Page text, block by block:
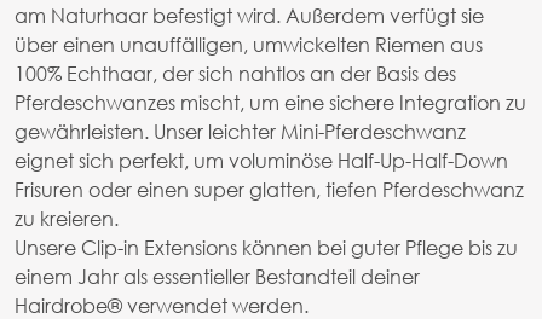
am Naturhaar befestigt wird. Außerdem verfügt sie
über einen unauffälligen, umwickelten Riemen aus
100% Echthaar, der sich nahtlos an der Basis des
Pferdeschwanzes mischt, um eine sichere Integration zu
gewährleisten. Unser leichter Mini-Pferdeschwanz
eignet sich perfekt, um voluminöse Half-Up-Half-Down
Frisuren oder einen super glatten, tiefen Pferdeschwanz
zu kreieren.
Unsere Clip-in Extensions können bei guter Pflege bis zu
einem Jahr als essentieller Bestandteil deiner
Hairdrobe® verwendet werden.